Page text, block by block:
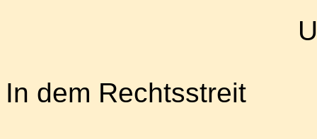
In dem Rechtsstreit